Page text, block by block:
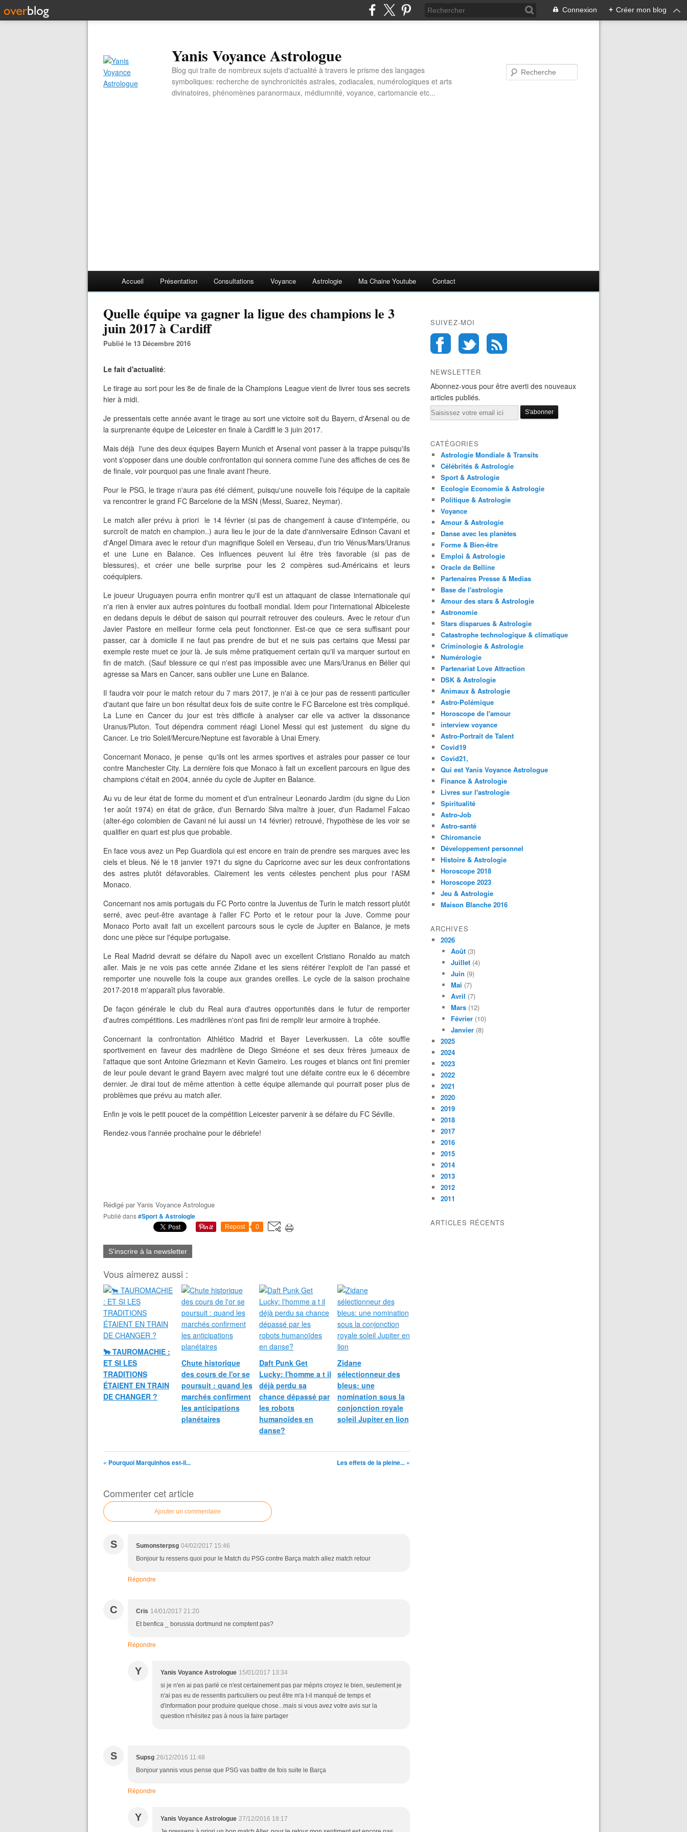
Connexion + Créer mon blog
Yanis Voyance Astrologue
Blog qui traite de nombreux sujets d'actualité à travers le prisme des langages
symboliques: recherche de synchronicités astrales, zodiacales, numérologiques et arts
divinatoires, phénomènes paranormaux, médiumnité, voyance, cartomancie etc...
Accueil Présentation Consultations Voyance Astrologie Ma Chaine Youtube Contact
Quelle équipe va gagner la ligue des champions le 3
juin 2017 à Cardiff
Publié le 13 Décembre 2016
Le fait d'actualité:
Le tirage au sort pour les 8e de finale de la Champions League vient de livrer tous ses secrets
hier à midi.
Je pressentais cette année avant le tirage au sort une victoire soit du Bayern, d'Arsenal ou de
la surprenante équipe de Leicester en finale à Cardiff le 3 juin 2017.
Mais déjà l'une des deux équipes Bayern Munich et Arsenal vont passer à la trappe puisqu'ils
vont s'opposer dans une double confrontation qui sonnera comme l'une des affiches de ces 8e
de finale, voir pourquoi pas une finale avant l'heure.
Pour le PSG, le tirage n'aura pas été clément, puisqu'une nouvelle fois l'équipe de la capitale
va rencontrer le grand FC Barcelone de la MSN (Messi, Suarez, Neymar).
Le match aller prévu à priori le 14 février (si pas de changement à cause d'intempérie, ou
surcroît de match en champion..) aura lieu le jour de la date d'anniversaire Edinson Cavani et
d'Angel Dimara avec le retour d'un magnifique Soleil en Verseau, d'un trio Vénus/Mars/Uranus
et une Lune en Balance. Ces influences peuvent lui être très favorable (si pas de
blessures), et créer une belle surprise pour les 2 compères sud-Américains et leurs
coéquipiers.
Le joueur Uruguayen pourra enfin montrer qu'il est un attaquant de classe internationale qui
n'a rien à envier aux autres pointures du football mondial. Idem pour l'international Albiceleste
en dedans depuis le début de saison qui pourrait retrouver des couleurs. Avec le retour d'un
Javier Pastore en meilleur forme cela peut fonctionner. Est-ce que ce sera suffisant pour
passer, car à domicile il ne faut pas prendre de but et ne suis pas certains que Messi par
exemple reste muet ce jour là. Je suis même pratiquement certain qu'il va marquer surtout en
fin de match. (Sauf blessure ce qui n'est pas impossible avec une Mars/Uranus en Bélier qui
agresse sa Mars en Cancer, sans oublier une Lune en Balance.
Il faudra voir pour le match retour du 7 mars 2017, je n'ai à ce jour pas de ressenti particulier
d'autant que faire un bon résultat deux fois de suite contre le FC Barcelone est très compliqué.
La Lune en Cancer du jour est très difficile à analyser car elle va activer la dissonance
Uranus/Pluton. Tout dépendra comment réagi Lionel Messi qui est justement du signe du
Cancer. Le trio Soleil/Mercure/Neptune est favorable à Unai Emery.
Concernant Monaco, je pense qu'ils ont les armes sportives et astrales pour passer ce tour
contre Manchester City. La dernière fois que Monaco à fait un excellent parcours en ligue des
champions c'était en 2004, année du cycle de Jupiter en Balance.
Au vu de leur état de forme du moment et d'un entraîneur Leonardo Jardim (du signe du Lion
1er août 1974) en état de grâce, d'un Bernardo Silva maître à jouer, d'un Radamel Falcao
(alter-égo colombien de Cavani né lui aussi un 14 février) retrouvé, l'hypothèse de les voir se
qualifier en quart est plus que probable.
En face vous avez un Pep Guardiola qui est encore en train de prendre ses marques avec les
ciels et bleus. Né le 18 janvier 1971 du signe du Capricorne avec sur les deux confrontations
des astres plutôt défavorables. Clairement les vents célestes penchent plus pour l'ASM
Monaco.
Concernant nos amis portugais du FC Porto contre la Juventus de Turin le match ressort plutôt
serré, avec peut-être avantage à l'aller FC Porto et le retour pour la Juve. Comme pour
Monaco Porto avait fait un excellent parcours sous le cycle de Jupiter en Balance, je mets
donc une pièce sur l'équipe portugaise.
Le Real Madrid devrait se défaire du Napoli avec un excellent Cristiano Ronaldo au match
aller. Mais je ne vois pas cette année Zidane et les siens réitérer l'exploit de l'an passé et
remporter une nouvelle fois la coupe aux grandes oreilles. Le cycle de la saison prochaine
2017-2018 m'apparaît plus favorable.
De façon générale le club du Real aura d'autres opportunités dans le futur de remporter
d'autres compétitions. Les madrilènes n'ont pas fini de remplir leur armoire à trophée.
Concernant la confrontation Athlético Madrid et Bayer Leverkussen. La côte souffle
sportivement en faveur des madrilène de Diego Siméone et ses deux frères jumeaux de
l'attaque que sont Antoine Griezmann et Kevin Gameiro. Les rouges et blancs ont fini premier
de leur poule devant le grand Bayern avec malgré tout une défaite contre eux le 6 décembre
dernier. Je dirai tout de même attention à cette équipe allemande qui pourrait poser plus de
problèmes que prévu au match aller.
Enfin je vois le petit poucet de la compétition Leicester parvenir à se défaire du FC Séville.
Rendez-vous l'année prochaine pour le débriefe!
Rédigé parYanis Voyance Astrologue
Publié dans#Sport & Astrologie
Repost 0
S'inscrire à la newsletter
Vous aimerez aussi :
🐂 TAUROMACHIE :
ET SI LES
TRADITIONS
ÉTAIENT EN TRAIN
DE CHANGER ?
Chute historique
des cours de l'or se
poursuit : quand les
marchés confirment
les anticipations
planétaires
Daft Punk Get
Lucky: l'homme a t il
déjà perdu sa
chance dépassé par
les robots
humanoïdes en
danse?
Zidane
sélectionneur des
bleus: une
nomination sous la
conjonction royale
soleil Jupiter en lion
« Pourquoi Marquinhos est-il... Les effets de la pleine... »
Commenter cet article
Ajouter un commentaire
S Sumonsterpsg 04/02/2017 15:46
Bonjour tu ressens quoi pour le Match du PSG contre Barça match allez match retour
Répondre
C Cris 14/01/2017 21:20
Et benfica _ borussia dortmund ne comptent pas?
Répondre
Y Yanis Voyance Astrologue 15/01/2017 13:34
si je n'en ai pas parlé ce n'est certainement pas par mépris croyez le bien, seulement je
n'ai pas eu de ressentis particuliers ou peut être m'a t-il manqué de temps et
d'information pour produire quelque chose...mais si vous avez votre avis sur la
question n'hésitez pas à nous la faire partager
S Supsg 26/12/2016 11:48
Bonjour yannis vous pense que PSG vas battre de fois suite le Barça
Répondre
Y Yanis Voyance Astrologue 27/12/2016 18:17
SUIVEZ-MOI
NEWSLETTER
Abonnez-vous pour être averti des nouveaux
articles publiés.
Email
CATÉGORIES
Astrologie Mondiale & Transits
Célébrités & Astrologie
Sport & Astrologie
Ecologie Economie & Astrologie
Politique & Astrologie
Voyance
Amour & Astrologie
Danse avec les planètes
Forme & Bien-être
Emploi & Astrologie
Oracle de Belline
Partenaires Presse & Medias
Base de l'astrologie
Amour des stars & Astrologie
Astronomie
Stars disparues & Astrologie
Catastrophe technologique & climatique
Criminologie & Astrologie
Numérologie
Partenariat Love Attraction
DSK & Astrologie
Animaux & Astrologie
Astro-Polémique
Horoscope de l'amour
interview voyance
Astro-Portrait de Talent
Covid19
Covid21,
Qui est Yanis Voyance Astrologue
Finance & Astrologie
Livres sur l'astrologie
Spiritualité
Astro-Job
Astro-santé
Chiromancie
Développement personnel
Histoire & Astrologie
Horoscope 2018
Horoscope 2023
Jeu & Astrologie
Maison Blanche 2016
ARCHIVES
2026
Août (3)
Juillet (4)
Juin (9)
Mai (7)
Avril (7)
Mars (12)
Février (10)
Janvier (8)
2025
2024
2023
2022
2021
2020
2019
2018
2017
2016
2015
2014
2013
2012
2011
ARTICLES RÉCENTS